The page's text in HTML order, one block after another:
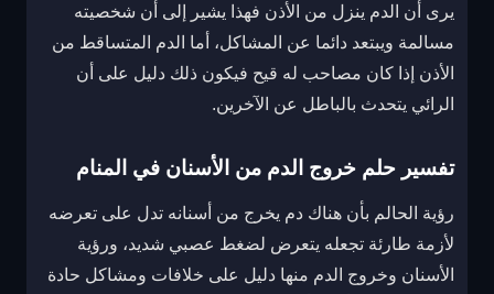
يرى أن الدم ينزل من الأذن فهذا يشير إلى أن شخصيته
مسالمة ويبتعد دائما عن المشاكل، أما الدم المتساقط من
الأذن إذا كان مصاحب له قيح فيكون ذلك دليل على أن
الرائي يتحدث بالباطل عن الآخرين.
تفسير حلم خروج الدم من الأسنان في المنام
رؤية الحالم بأن هناك دم يخرج من أسنانه تدل على تعرضه
لأزمة طارئة تجعله يتعرض لضغط عصبي شديد، ورؤية
الأسنان وخروج الدم منها دليل على خلافات ومشاكل حادة